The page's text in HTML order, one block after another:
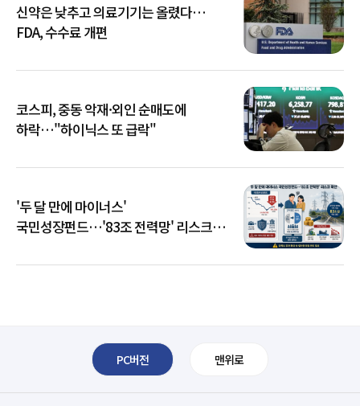
신약은 낮추고 의료기기는 올렸다…
FDA, 수수료 개편
코스피, 중동 악재·외인 순매도에
하락…"하이닉스 또 급락"
'두 달 만에 마이너스'
국민성장펀드…'83조 전력망' 리스크
PC버전 맨위로